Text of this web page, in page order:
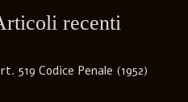
recenti
519 Codice Penale (1952)